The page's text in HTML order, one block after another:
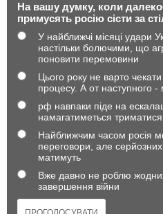
На вашу думку, коли
примусять росію сісти за
У найближчі місяці удари
настільки болючими, що
поновити перемовини
Цього року не варто
процесу. А от наступного
рф навпаки піде на
намагатиметься
Найближчим часом росія
переговори, але серйозних
матимуть
Вже давно не роблю
завершення війни